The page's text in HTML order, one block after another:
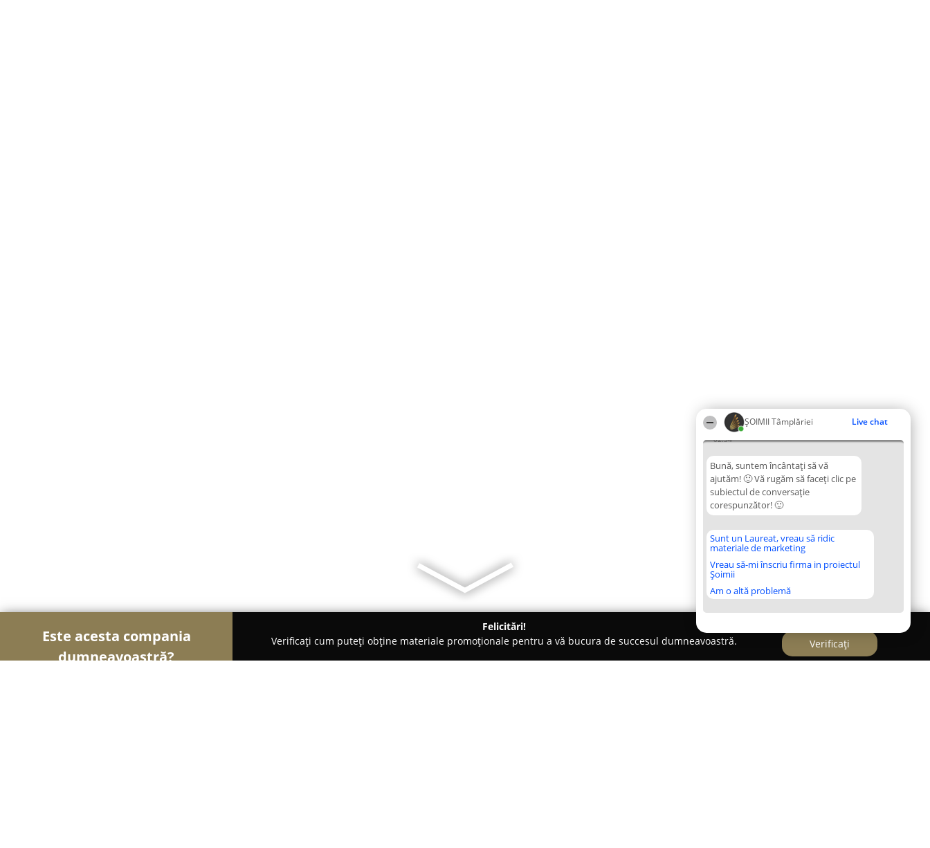
ȘOIMII Tâmplăriei Live chat
02:34
Bună, suntem încântați să vă
ajutăm! 🙂 Vă rugăm să faceți clic pe
subiectul de conversație
corespunzător! 🙂
Sunt un Laureat, vreau să ridic
materiale de marketing
Vreau să-mi înscriu firma in proiectul
Șoimii
Am o altă problemă
Este acesta compania
dumneavoastră?
Felicitări!
Verificați cum puteți obține materiale promoționale pentru a vă bucura de succesul dumneavoastră.
Verificați